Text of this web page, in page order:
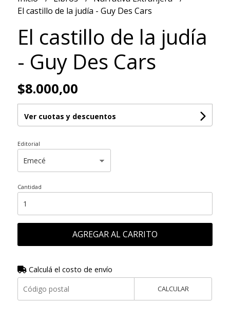
El castillo de la judía - Guy Des Cars
El castillo de la judía
- Guy Des Cars
$8.000,00
Ver cuotas y descuentos
Editorial
Cantidad
AGREGAR AL CARRITO
Calculá el costo de envío
CALCULAR